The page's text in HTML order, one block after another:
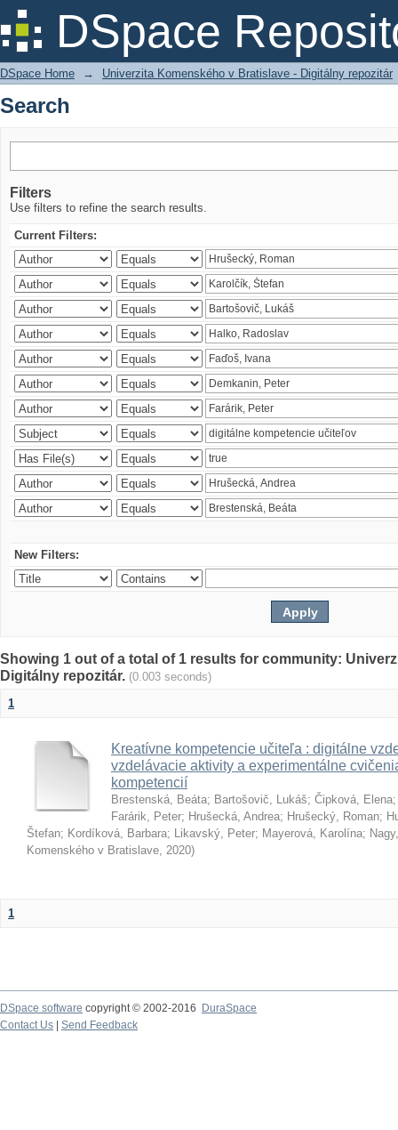
DSpace
Search
DSpace Home → Univerzita Komenského v Bratislave - Digitálny repozitár
Search
Filters
Use filters to refine the search results.
Current Filters:
New Filters:
Showing 1 out of a total of 1 results for community:
Digitálny repozitár. (0.003 seconds)
1
Kreatívne kompetencie učiteľa : digitálne
vzdelávacie aktivity a experimentálne
kompetencií
Brestenská, Beáta; Bartošovič, Lukáš; Čipková, Elena
Farárik, Peter; Hrušecká, Andrea; Hrušecký, Roman;
Štefan; Kordíková, Barbara; Likavský, Peter; Mayerová, Karolína;
Komenského v Bratislave, 2020)
1
DSpace software copyright © 2002-2016
DuraSpace
Contact Us
Send Feedback